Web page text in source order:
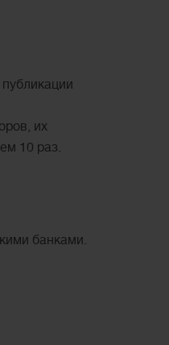
их
10 раз.
банками.